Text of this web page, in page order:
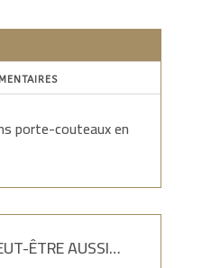
porte-couteaux en
ÊTRE AUSSI…